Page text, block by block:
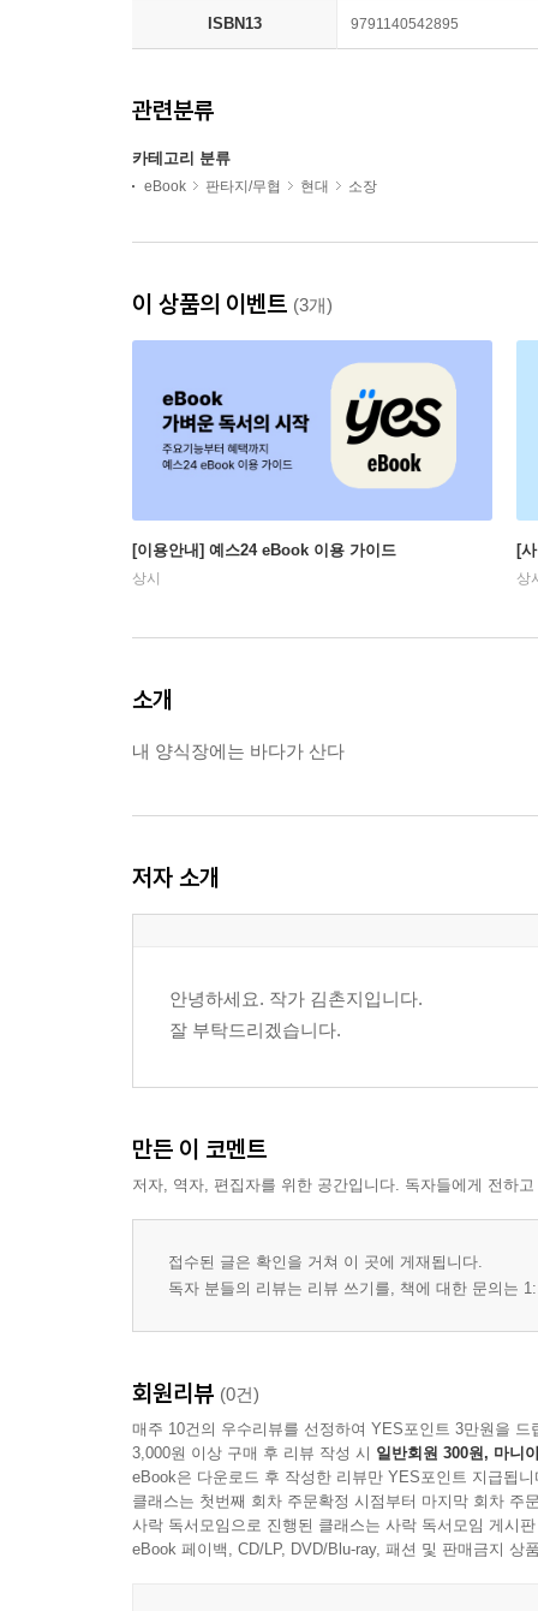
ISBN13 9791140542895
관련분류
카테고리 분류
eBook 판타지/무협 현대 소장
이 상품의 이벤트 (3개)
[이용안내] 예스24 eBook 이용 가이드
상시
[
상
소개
내 양식장에는 바다가 산다
저자 소개
안녕하세요. 작가 김촌지입니다.
잘 부탁드리겠습니다.
만든 이 코멘트
저자, 역자, 편집자를 위한 공간입니다. 독자들에게 전하
접수된 글은 확인을 거쳐 이 곳에 게재됩니다.
독자 분들의 리뷰는 리뷰 쓰기를, 책에 대한 문의는
회원리뷰 (0건)
매주 10건의 우수리뷰를 선정하여 YES포인트 3만원을 드
3,000원 이상 구매 후 리뷰 작성 시 일반회원 300원, 마니
eBook은 다운로드 후 작성한 리뷰만 YES포인트 지급됩니
클래스는 첫번째 회차 주문확정 시점부터 마지막 회차 주
사락 독서모임으로 진행된 클래스는 사락 독서모임 게시
eBook 페이백, CD/LP, DVD/Blu-ray, 패션 및 판매금지 상